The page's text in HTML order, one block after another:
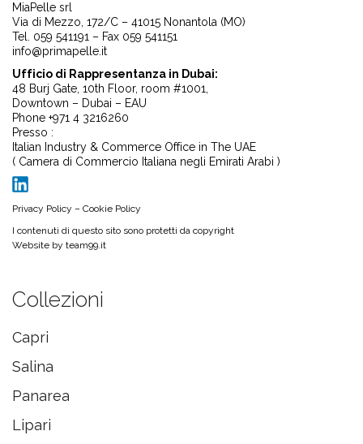
MiaPelle srl
Via di Mezzo, 172/C – 41015 Nonantola (MO)
Tel. 059 541191 – Fax 059 541151
info@primapelle.it
Ufficio di Rappresentanza in Dubai:
48 Burj Gate, 10th Floor, room #1001,
Downtown – Dubai – EAU
Phone +971 4 3216260
Presso :
Italian Industry & Commerce Office in The UAE
( Camera di Commercio Italiana negli Emirati Arabi )
Privacy Policy – Cookie Policy
I contenuti di questo sito sono protetti da copyright
Website by team99.it
Collezioni
Capri
Salina
Panarea
Lipari